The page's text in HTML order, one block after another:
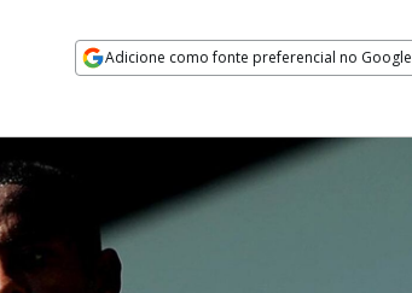
Adicione como fonte preferencial no Google